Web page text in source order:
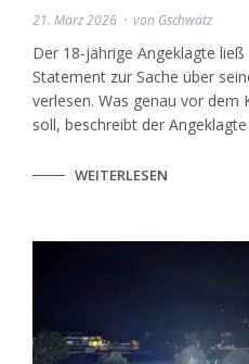
21. März 2026 von Gschwätz
Der 18-jährige Angeklagte
Statement zur Sache über
verlesen. Was genau vor dem
soll, beschreibt der
WEITERLESEN